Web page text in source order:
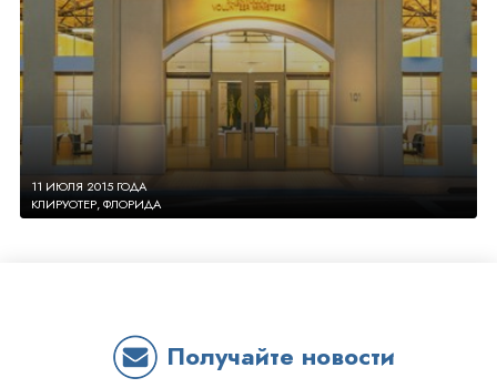
11 ИЮЛЯ 2015 ГОДА
КЛИРУОТЕР, ФЛОРИДА
Получайте новости